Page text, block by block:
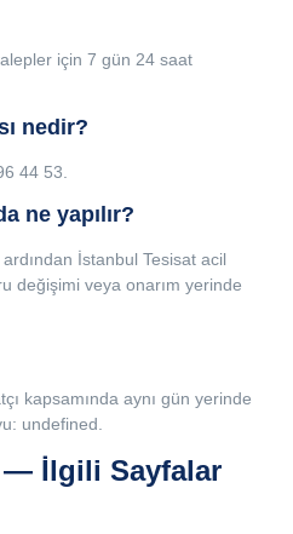
için 7 gün 24 saat
nedir?
44 53.
ne yapılır?
İstanbul Tesisat acil
değişimi veya onarım yerinde
kapsamında aynı gün yerinde
undefined.
— İlgili Sayfalar